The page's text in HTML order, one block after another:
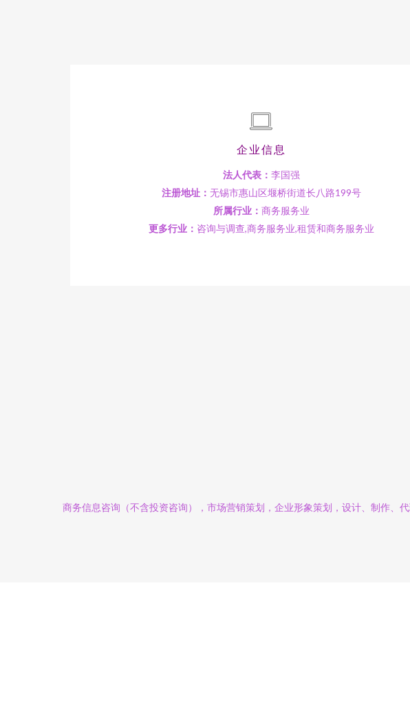
企业信息
法人代表： 李国强
注册地址： 无锡市惠山区堰桥街道长八路199号
所属行业： 商务服务业
更多行业： 咨询与调查,商务服务业,租赁和商务服务业
商务信息咨询（不含投资咨询），市场营销策划，企业形象策划，设计、制作、